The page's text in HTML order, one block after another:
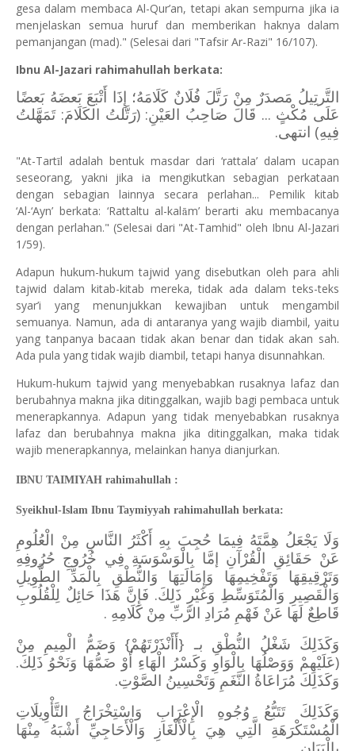
gesa dalam membaca Al-Qur’an, tetapi akan sempurna jika ia
menjelaskan semua huruf dan memberikan haknya dalam
pemanjangan (mad)." (Selesai dari "Tafsir Ar-Razi" 16/107).
Ibnu Al-Jazari rahimahullah berkata:
التَّرتِيلُ مَصدَرٌ مِنْ رَتَّلَ فُلَانٌ كَلَامَهُ؛ إِذَا أَتْبَعَ بَعضَهُ بَعضًا
عَلَى مُكْثٍ ... قَالَ صَاحِبُ العَيْنِ: (رَتَّلتُ الكَلَامَ: تَمَهَّلتُ
فِيهِ) انتهى.
"At-Tartīl adalah bentuk masdar dari ‘rattala’ dalam ucapan
seseorang, yakni jika ia mengikutkan sebagian perkataan
dengan sebagian lainnya secara perlahan... Pemilik kitab
‘Al-‘Ayn’ berkata: ‘Rattaltu al-kalām’ berarti aku membacanya
dengan perlahan." (Selesai dari "At-Tamhid" oleh Ibnu Al-Jazari
1/59).
Adapun hukum-hukum tajwid yang disebutkan oleh para ahli
tajwid dalam kitab-kitab mereka, tidak ada dalam teks-teks
syar’i yang menunjukkan kewajiban untuk mengambil
semuanya. Namun, ada di antaranya yang wajib diambil, yaitu
yang tanpanya bacaan tidak akan benar dan tidak akan sah.
Ada pula yang tidak wajib diambil, tetapi hanya disunnahkan.
Hukum-hukum tajwid yang menyebabkan rusaknya lafaz dan
berubahnya makna jika ditinggalkan, wajib bagi pembaca untuk
menerapkannya. Adapun yang tidak menyebabkan rusaknya
lafaz dan berubahnya makna jika ditinggalkan, maka tidak
wajib menerapkannya, melainkan hanya dianjurkan.
IBNU TAIMIYAH rahimahullah :
Syeikhul-Islam Ibnu Taymiyyah rahimahullah berkata:
وَلَا يَجْعَلُ هِمَّتَهُ فِيمَا حُجِبَ بِهِ أَكْثَرُ النَّاسِ مِنْ الْعُلُومِ
عَنْ حَقَائِقِ الْقُرْآنِ إمَّا بِالْوَسْوَسَةِ فِي خُرُوجِ حُرُوفِهِ
وَتَرْقِيقِهَا وَتَفْخِيمِهَا وَإِمَالَتِهَا وَالنُّطْقِ بِالْمَدِّ الطَّوِيلِ
وَالْقَصِيرِ وَالْمُتَوَسِّطِ وَغَيْرِ ذَلِكَ. فَإِنَّ هَذَا حَائِلٌ لِلْقُلُوبِ
قَاطِعٌ لَهَا عَنْ فَهْمِ مُرَادِ الرَّبِّ مِنْ كَلَامِهِ .
وَكَذَلِكَ شَغْلُ النُّطْقِ بـ {أَأَنْذَرْتَهُمْ} وَضَمُّ الْمِيمِ مِنْ
(عَلَيْهِمْ وَوَصْلُهَا بِالْوَاوِ وَكَسْرُ الْهَاءِ أَوْ ضَمُّهَا وَنَحْوُ ذَلِكَ.
وَكَذَلِكَ مُرَاعَاةُ النَّغَمِ وَتَحْسِينُ الصَّوْتِ.
‌وَكَذَلِكَ ‌تَتَبُّعُ ‌وُجُوهِ ‌الْإِعْرَابِ ‌وَاسْتِخْرَاجُ ‌التَّأْوِيلَاتِ
الْمُسْتَكْرَهَةِ الَّتِي هِيَ بِالْأَلْغَازِ وَالْأَحَاجِيِّ أَشْبَهُ مِنْهَا